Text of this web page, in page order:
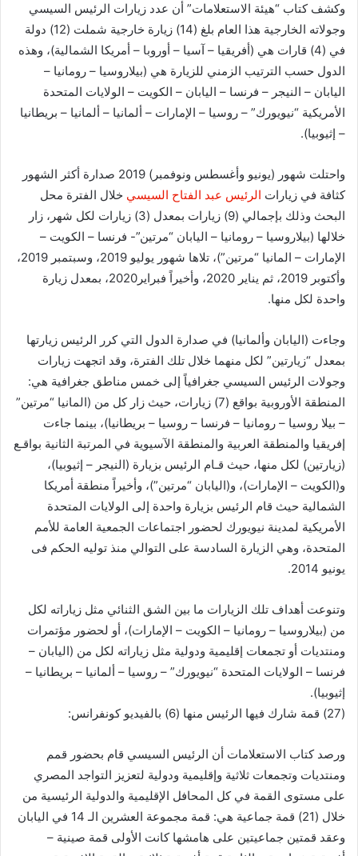
وكشف كتاب “هيئة الاستعلامات” أن عدد زيارات الرئيس السيسي
وجولاته الخارجية هذا العام بلغ (14) زيارة خارجية شملت (12) دولة
في (4) قارات هي (أفريقيا – آسيا – أوروبا – أمريكا الشمالية)، وهذه
الدول حسب الترتيب الزمني للزيارة هي (بيلاروسيا – رومانيا –
اليابان – النيجر – فرنسا – اليابان – الكويت – الولايات المتحدة
الأمريكية “نيويورك” – روسيا – الإمارات – ألمانيا – ألمانيا – بريطانيا
– إثيوبيا).
واحتلت شهور (يونيو وأغسطس ونوفمبر) 2019 صدارة أكثر الشهور
كثافة في زيارات الرئيس عبد الفتاح السيسي خلال الفترة محل
البحث وذلك بإجمالي (9) زيارات بمعدل (3) زيارات لكل شهر، زار
خلالها (بيلاروسيا – رومانيا – اليابان “مرتين”- فرنسا – الكويت –
الإمارات – المانيا “مرتين”)، تلاها شهور يوليو 2019، وسبتمبر 2019،
وأكتوبر 2019، ثم يناير 2020، وأخيراً فبراير2020، بمعدل زيارة
واحدة لكل منها.
وجاءت (اليابان وألمانيا) في صدارة الدول التي كرر الرئيس زيارتها
بمعدل “زيارتين” لكل منهما خلال تلك الفترة، وقد اتجهت زيارات
وجولات الرئيس السيسي جغرافياً إلى خمس مناطق جغرافية هي:
المنطقة الأوروبية بواقع (7) زيارات، حيث زار كل من (المانيا “مرتين”
– بيلا روسيا – رومانيا – فرنسا – روسيا – بريطانيا)، بينما جاءت
إفريقيا والمنطقة العربية والمنطقة الآسيوية في المرتبة الثانية بواقـع
(زيارتين) لكل منها، حيث قـام الرئيس بزيارة (النيجر – إثيوبيا)،
و(الكويت – الإمارات)، و(اليابان “مرتين”)، وأخيراً منطقة أمريكا
الشمالية حيث قام الرئيس بزيارة واحدة إلى الولايات المتحدة
الأمريكية لمدينة نيويورك لحضور اجتماعات الجمعية العامة للأمم
المتحدة، وهي الزيارة السادسة على التوالي منذ توليه الحكم فى
يونيو 2014.
وتنوعت أهداف تلك الزيارات ما بين الشق الثنائي مثل زياراته لكل
من (بيلاروسيا – رومانيا – الكويت – الإمارات)، أو لحضور مؤتمرات
ومنتديات أو تجمعات إقليمية ودولية مثل زياراته لكل من (اليابان –
فرنسا – الولايات المتحدة “نيويورك” – روسيا – ألمانيا – بريطانيا –
إثيوبيا).
(27) قمة شارك فيها الرئيس منها (6) بالفيديو كونفرانس:
ورصد كتاب الاستعلامات أن الرئيس السيسي قام بحضور قمم
ومنتديات وتجمعات ثلاثية وإقليمية ودولية لتعزيز التواجد المصري
على مستوى القمة في كل المحافل الإقليمية والدولية الرئيسية من
خلال (21) قمة جماعية هي: قمة مجموعة العشرين الـ 14 في اليابان
وعقد قمتين جماعيتين على هامشها كانت الأولى قمة صينية –